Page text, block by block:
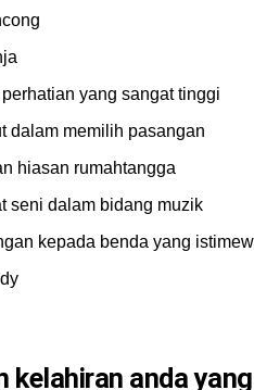
yang sangat tinggi
dalam memilih pasangan
hiasan rumahtangga
seni dalam bidang muzik
kepada benda yang
kelahiran anda